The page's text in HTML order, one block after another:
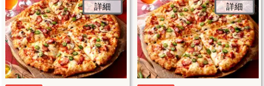
詳細 詳細